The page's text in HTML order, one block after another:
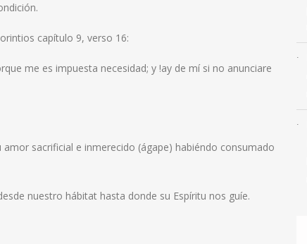
capítulo 9, verso 16:
me es impuesta necesidad; y !ay de mí si no anunciare
sacrificial e inmerecido (ágape) habiéndo consumado
nuestro hábitat hasta donde su Espíritu nos guíe.